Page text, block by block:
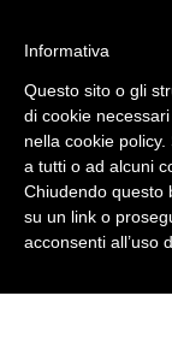
Il
accetta
Fai
Informativa
Questo sito o gli
di cookie
nella cookie
a tutti o ad alcuni
Chiudendo questo
su un link o
acconsenti all’uso